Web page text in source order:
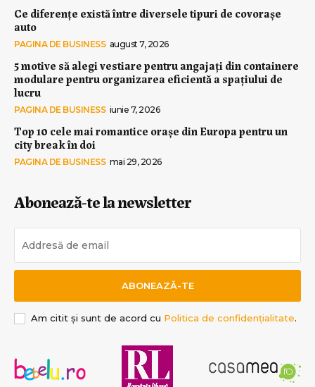
Ce diferențe există între diversele tipuri de covorașe
auto
PAGINA DE BUSINESS august 7, 2026
5 motive să alegi vestiare pentru angajați din containere
modulare pentru organizarea eficientă a spațiului de
lucru
PAGINA DE BUSINESS iunie 7, 2026
Top 10 cele mai romantice orașe din Europa pentru un
city break în doi
PAGINA DE BUSINESS mai 29, 2026
Abonează-te la newsletter
ABONEAZĂ-TE
Am citit și sunt de acord cu Politica de confidențialitate.